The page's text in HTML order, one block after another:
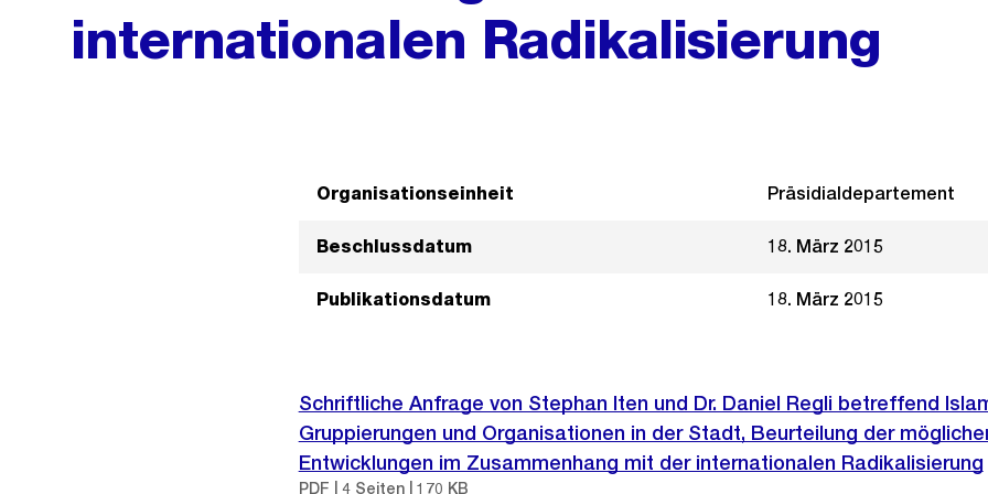
internationalen Radikalisierung
Organisationseinheit Präsidialdepartement
Beschlussdatum 18. März 2015
Publikationsdatum 18. März 2015
Schriftliche Anfrage von Stephan Iten und Dr. Daniel Regli betreffend
Gruppierungen und Organisationen in der Stadt, Beurteilung der
Entwicklungen im Zusammenhang mit der internationalen Radikalisierung
PDF | 4 Seiten | 170 KB